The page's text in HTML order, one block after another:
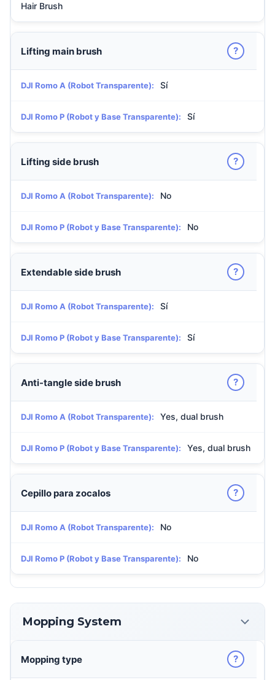
Hair Brush
Lifting main brush ?
DJI Romo A (Robot Transparente): Sí
DJI Romo P (Robot y Base Transparente): Sí
Lifting side brush ?
DJI Romo A (Robot Transparente): No
DJI Romo P (Robot y Base Transparente): No
Extendable side brush ?
DJI Romo A (Robot Transparente): Sí
DJI Romo P (Robot y Base Transparente): Sí
Anti-tangle side brush ?
DJI Romo A (Robot Transparente): Yes, dual brush
DJI Romo P (Robot y Base Transparente): Yes, dual brush
Cepillo para zocalos ?
DJI Romo A (Robot Transparente): No
DJI Romo P (Robot y Base Transparente): No
Mopping System
Mopping type ?